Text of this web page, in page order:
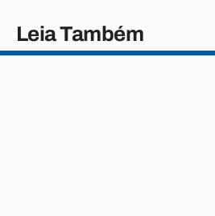
Leia Também